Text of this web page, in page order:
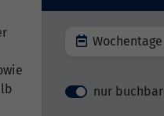
Wochentage
nur